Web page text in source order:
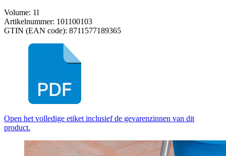
Volume: 1l
Artikelnummer: 101100103
GTIN (EAN code): 8711577189365
Open het volledige etiket inclusief de gevarenzinnen van dit
product.